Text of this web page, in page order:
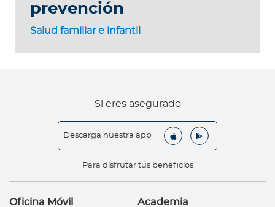
Salud familiar e infantil
prevención
Si eres asegurado
Descarga nuestra app
Para disfrutar tus beneficios
Oficina Móvil Academia